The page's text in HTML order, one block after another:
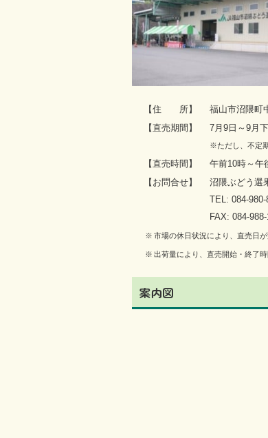
【住 所】
福山市沼隈町
【直売期間】
7月9日～9月
※ただし、不定
【直売時間】
午前10時～午
【お問合せ】
沼隈ぶどう選
TEL: 084-
FAX: 084-
※ 市場の休日状況により、直売日
※ 出荷量により、直売開始・終了
案内図